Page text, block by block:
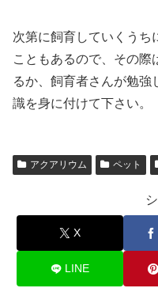
次第に飼育していくうち
こともあるので、その際
るか、飼育者さんが勉強
識を身に付けて下さい。
アクアリウム ペット
X
LINE